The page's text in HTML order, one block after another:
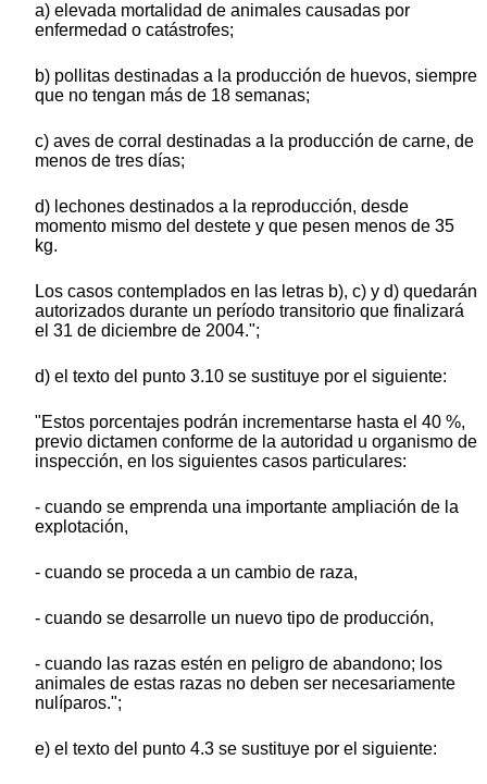
a) elevada mortalidad de animales causadas por
enfermedad o catástrofes;
b) pollitas destinadas a la producción de huevos, siempre
que no tengan más de 18 semanas;
c) aves de corral destinadas a la producción de carne, de
menos de tres días;
d) lechones destinados a la reproducción, desde
momento mismo del destete y que pesen menos de 35
kg.
Los casos contemplados en las letras b), c) y d) quedarán
autorizados durante un período transitorio que finalizará
el 31 de diciembre de 2004.";
d) el texto del punto 3.10 se sustituye por el siguiente:
"Estos porcentajes podrán incrementarse hasta el 40 %,
previo dictamen conforme de la autoridad u organismo de
inspección, en los siguientes casos particulares:
- cuando se emprenda una importante ampliación de la
explotación,
- cuando se proceda a un cambio de raza,
- cuando se desarrolle un nuevo tipo de producción,
- cuando las razas estén en peligro de abandono; los
animales de estas razas no deben ser necesariamente
nulíparos.";
e) el texto del punto 4.3 se sustituye por el siguiente: